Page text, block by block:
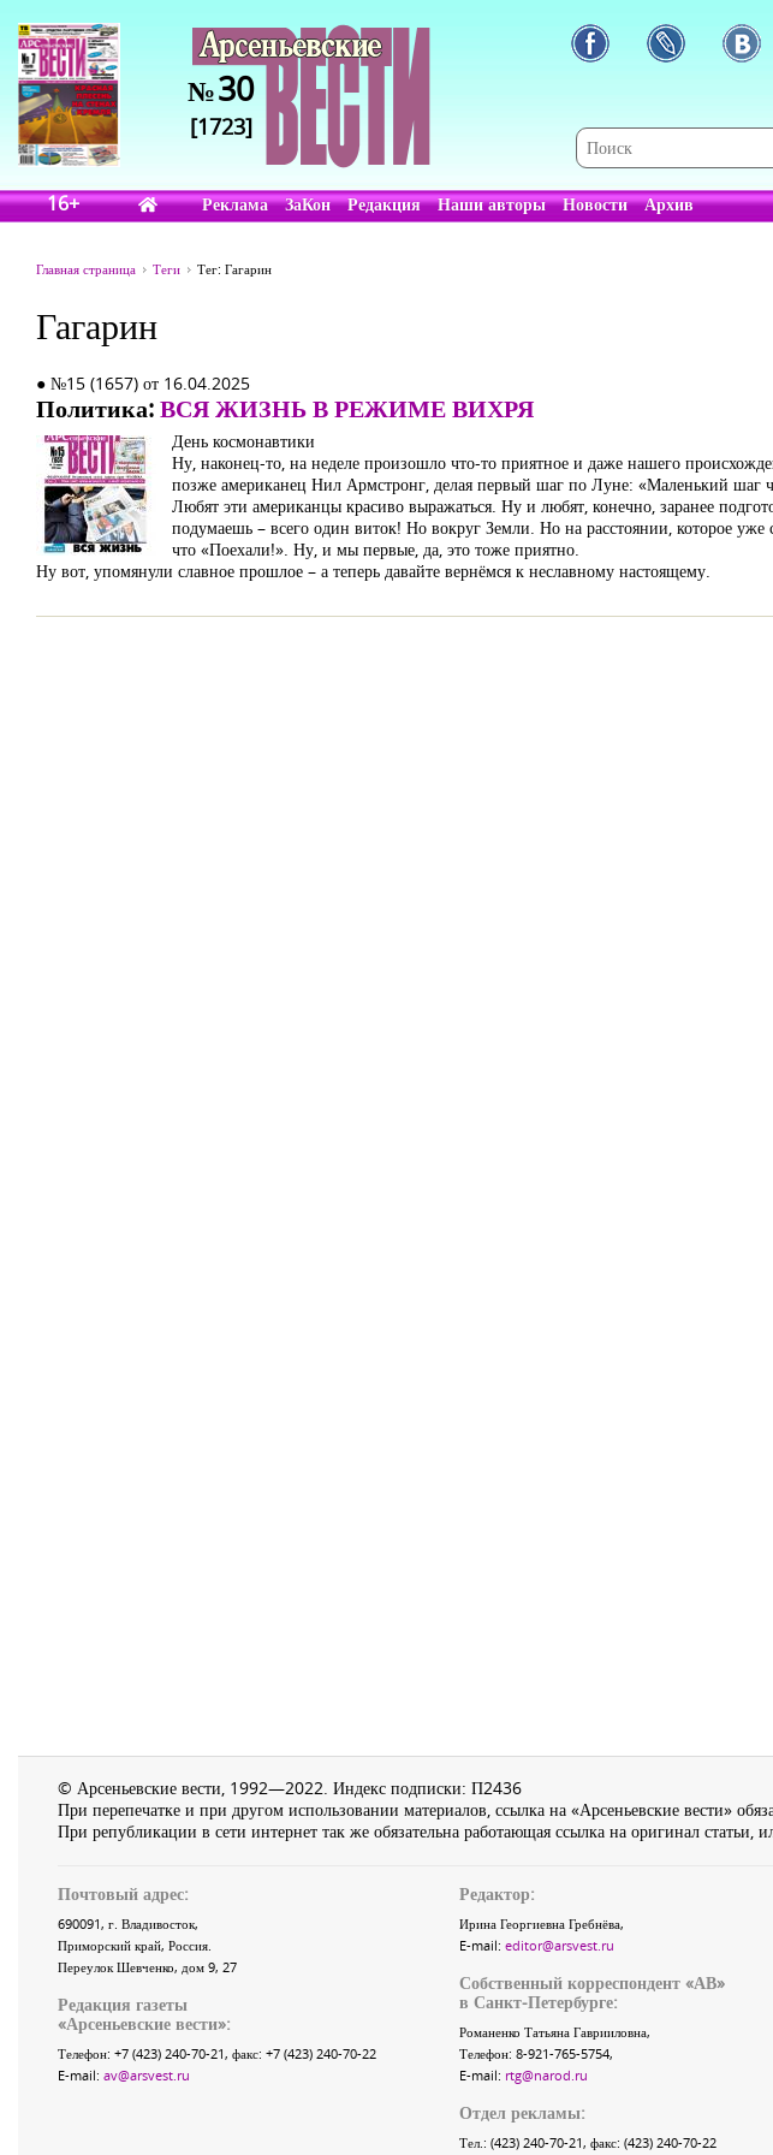
№30
[1723]
16+ Реклама ЗаКон Редакция Наши авторы Новости Архив
Главная страница Теги Тег: Гагарин
Гагарин
● №15 (1657) от 16.04.2025
Политика:ВСЯ ЖИЗНЬ В РЕЖИМЕ ВИХРЯ
День космонавтики
Ну, наконец-то, на неделе произошло что-то приятное и даже нашего
позже американец Нил Армстронг, делая первый шаг по Луне: «Маленький шаг
Любят эти американцы красиво выражаться. Ну и любят, конечно, заранее
подумаешь – всего один виток! Но вокруг Земли. Но на расстоянии, которое
что «Поехали!». Ну, и мы первые, да, это тоже приятно.
Ну вот, упомянули славное прошлое – а теперь давайте вернёмся к неславному настоящему.
© Арсеньевские вести, 1992—2022. Индекс подписки: П2436
При перепечатке и при другом использовании материалов, ссылка на «Арсеньевские вести»
При републикации в сети интернет так же обязательна работающая ссылка на оригинал статьи,
Почтовый адрес:
690091, г. Владивосток,
Приморский край, Россия.
Переулок Шевченко, дом 9, 27
Редакция газеты
«Арсеньевские вести»:
Телефон: +7 (423) 240-70-21, факс: +7 (423) 240-70-22
E-mail: av@arsvest.ru
Редактор:
Ирина Георгиевна Гребнёва,
E-mail: editor@arsvest.ru
Собственный корреспондент «АВ»
в Санкт-Петербурге:
Романенко Татьяна Гаврииловна,
Телефон: 8-921-765-5754,
E-mail: rtg@narod.ru
Отдел рекламы:
Тел.: (423) 240-70-21, факс: (423) 240-70-22